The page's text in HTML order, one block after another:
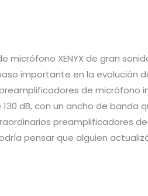
micrófono XENYX de gran
importante en la evolución
de micrófono
dB, con un ancho de banda
preamplificadores
pensar que alguien